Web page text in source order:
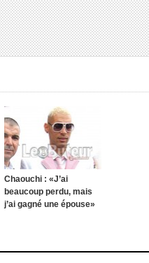
Chaouchi : «J’ai
beaucoup perdu, mais
j’ai gagné une épouse»